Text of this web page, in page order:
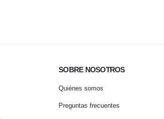
SOBRE NOSOTROS
Quiénes somos
Preguntas frecuentes